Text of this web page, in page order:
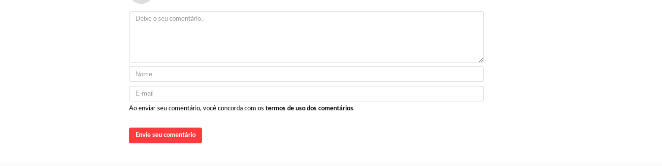
Ao enviar seu comentário, você concorda com os termos de uso dos comentários.
Envie seu comentário